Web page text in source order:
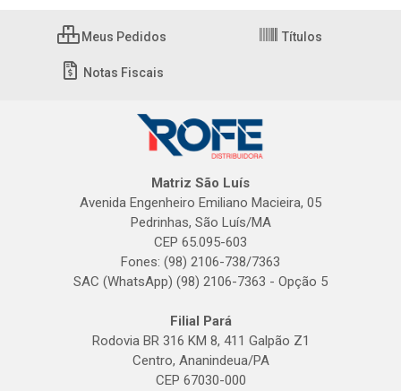
Meus Pedidos Títulos
Notas Fiscais
Matriz São Luís
Avenida Engenheiro Emiliano Macieira, 05
Pedrinhas, São Luís/MA
CEP 65.095-603
Fones: (98) 2106-738/7363
SAC (WhatsApp) (98) 2106-7363 - Opção 5
Filial Pará
Rodovia BR 316 KM 8, 411 Galpão Z1
Centro, Ananindeua/PA
CEP 67030-000